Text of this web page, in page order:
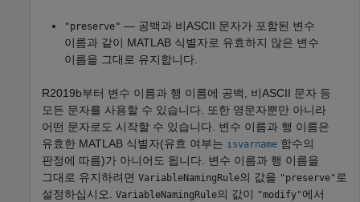
"preserve" — 공백과 비ASCII 문자가 포함된 변수
이름과 같이 MATLAB 식별자로 유효하지 않은 변수
이름을 그대로 유지합니다.
R2019b부터 변수 이름과 행 이름에 공백, 비ASCII 문자 등
모든 문자를 사용할 수 있습니다. 또한 영문자뿐만 아니라
어떤 문자로도 시작할 수 있습니다. 변수 이름과 행 이름은
유효한 MATLAB 식별자(유효 여부는 isvarname 함수의
판정에 따름)가 아니어도 됩니다. 변수 이름과 행 이름을
그대로 유지하려면 VariableNamingRule의 값을 "preserve"로
설정하십시오. VariableNamingRule의 값이 "modify"에서